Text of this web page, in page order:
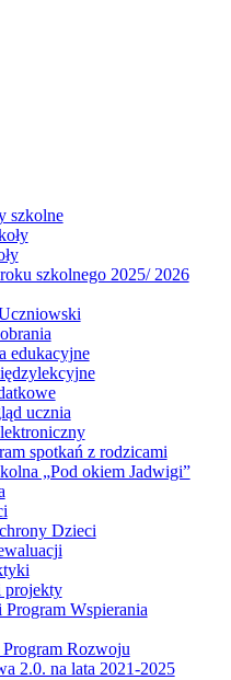
szkolne
szkolnego 2025/ 2026
edukacyjne
ucznia
spotkań z rodzicami
„Pod okiem Jadwigi”
Dzieci
projekty
Program Wspierania
Rozwoju
2.0. na lata 2021-2025